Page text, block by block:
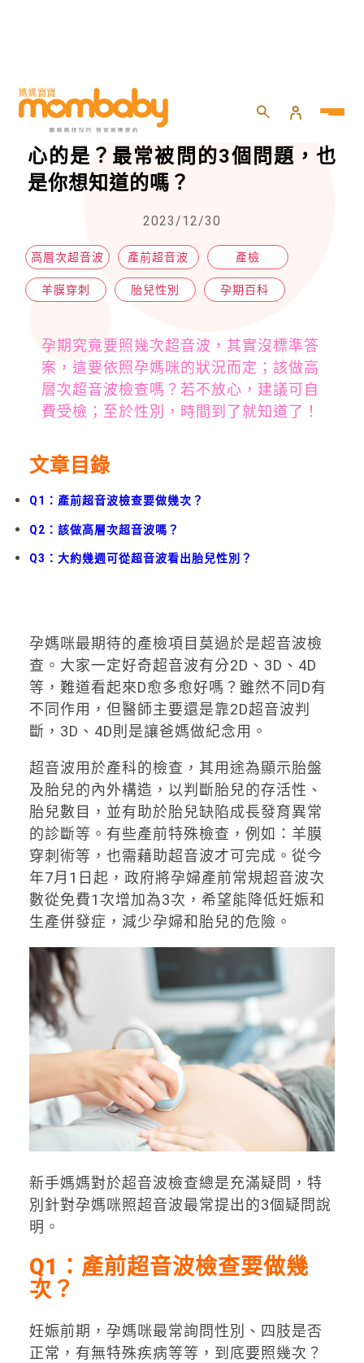
HOME 懷孕 孕期百科
關於產前超音波檢查，孕媽咪最關
心的是？最常被問的3個問題，也
是你想知道的嗎？
2023/12/30
高層次超音波 產前超音波 產檢
羊膜穿刺 胎兒性別 孕期百科
孕期究竟要照幾次超音波，其實沒標準答
案，這要依照孕媽咪的狀況而定；該做高
層次超音波檢查嗎？若不放心，建議可自
費受檢；至於性別，時間到了就知道了！
文章目錄
Q1：產前超音波檢查要做幾次？
Q2：該做高層次超音波嗎？
Q3：大約幾週可從超音波看出胎兒性別？
孕媽咪最期待的產檢項目莫過於是超音波檢
查。大家一定好奇超音波有分2D、3D、4D
等，難道看起來D愈多愈好嗎？雖然不同D有
不同作用，但醫師主要還是靠2D超音波判
斷，3D、4D則是讓爸媽做紀念用。
超音波用於產科的檢查，其用途為顯示胎盤
及胎兒的內外構造，以判斷胎兒的存活性、
胎兒數目，並有助於胎兒缺陷成長發育異常
的診斷等。有些產前特殊檢查，例如：羊膜
穿刺術等，也需藉助超音波才可完成。從今
年7月1日起，政府將孕婦產前常規超音波次
數從免費1次增加為3次，希望能降低妊娠和
生產併發症，減少孕婦和胎兒的危險。
新手媽媽對於超音波檢查總是充滿疑問，特
別針對孕媽咪照超音波最常提出的3個疑問說
明。
Q1：產前超音波檢查要做幾
次？
妊娠前期，孕媽咪最常詢問性別、四肢是否
正常，有無特殊疾病等等，到底要照幾次？